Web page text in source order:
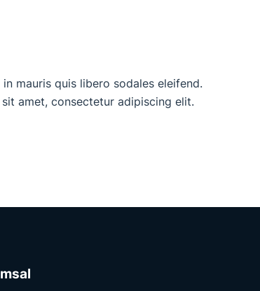
mauris quis libero sodales eleifend.
amet, consectetur adipiscing elit.